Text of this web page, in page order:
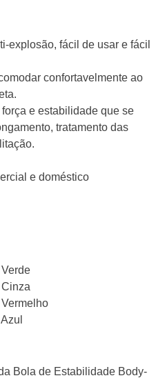
explosão, fácil de usar e fácil
confortavelmente ao
e estabilidade que se
tratamento das
e doméstico
Bola de Estabilidade Body-